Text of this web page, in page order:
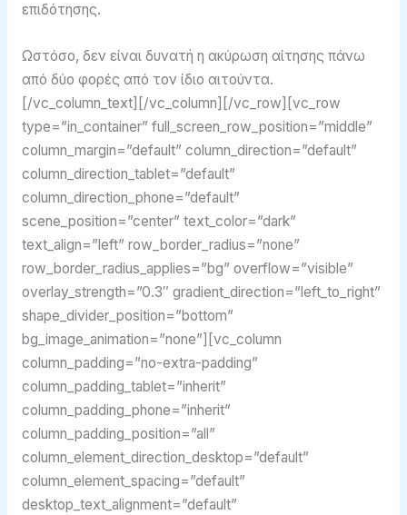
επιδότησης.
Ωστόσο, δεν είναι δυνατή η ακύρωση αίτησης πάνω
από δύο φορές από τον ίδιο αιτούντα.
[/vc_column_text][/vc_column][/vc_row][vc_row
type=”in_container” full_screen_row_position=”middle”
column_margin=”default” column_direction=”default”
column_direction_tablet=”default”
column_direction_phone=”default”
scene_position=”center” text_color=”dark”
text_align=”left” row_border_radius=”none”
row_border_radius_applies=”bg” overflow=”visible”
overlay_strength=”0.3″ gradient_direction=”left_to_right”
shape_divider_position=”bottom”
bg_image_animation=”none”][vc_column
column_padding=”no-extra-padding”
column_padding_tablet=”inherit”
column_padding_phone=”inherit”
column_padding_position=”all”
column_element_direction_desktop=”default”
column_element_spacing=”default”
desktop_text_alignment=”default”